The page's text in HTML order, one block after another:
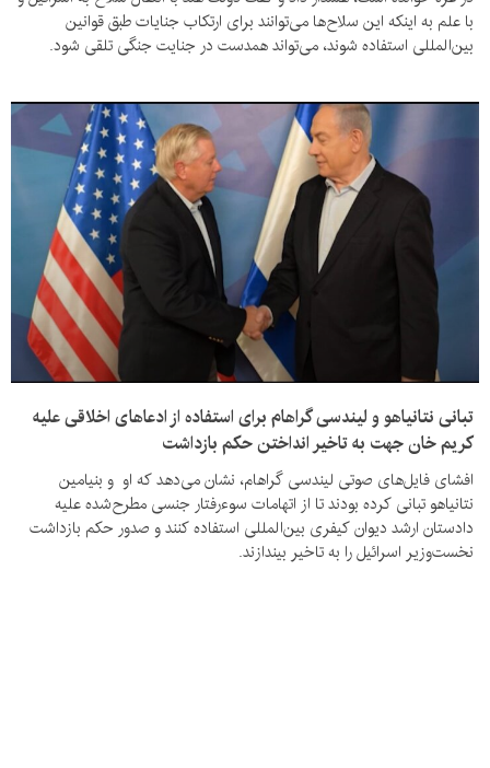
با علم به اینکه این سلاح‌ها می‌توانند برای ارتکاب جنایات طبق قوانین
بین‌المللی استفاده شوند، می‌تواند همدست در جنایت جنگی تلقی شود.
تبانی نتانیاهو و لیندسی گراهام برای استفاده از ادعاهای اخلاقی علیه
کریم خان جهت به تاخیر انداختن حکم بازداشت
افشای فایل‌های صوتی لیندسی گراهام، نشان می‌دهد که او و بنیامین
نتانیاهو تبانی کرده بودند تا از اتهامات سوءرفتار جنسی مطرح‌شده علیه
دادستان ارشد دیوان کیفری بین‌المللی استفاده کنند و صدور حکم بازداشت
نخست‌وزیر اسرائیل را به تاخیر بیندازند.